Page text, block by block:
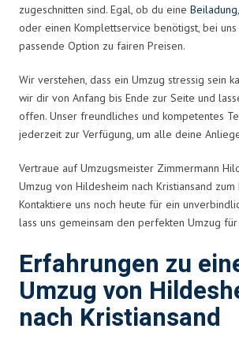
zugeschnitten sind. Egal, ob du eine Beiladung
oder einen Komplettservice benötigst, bei
passende Option zu fairen Preisen.
Wir verstehen, dass ein Umzug stressig sein
wir dir von Anfang bis Ende zur Seite und
offen. Unser freundliches und kompetentes
jederzeit zur Verfügung, um alle deine
Vertraue auf Umzugsmeister Zimmermann
Umzug von Hildesheim nach Kristiansand
Kontaktiere uns noch heute für ein
lass uns gemeinsam den perfekten Umzug
Erfahrungen zu
Umzug von
nach Kristiansand